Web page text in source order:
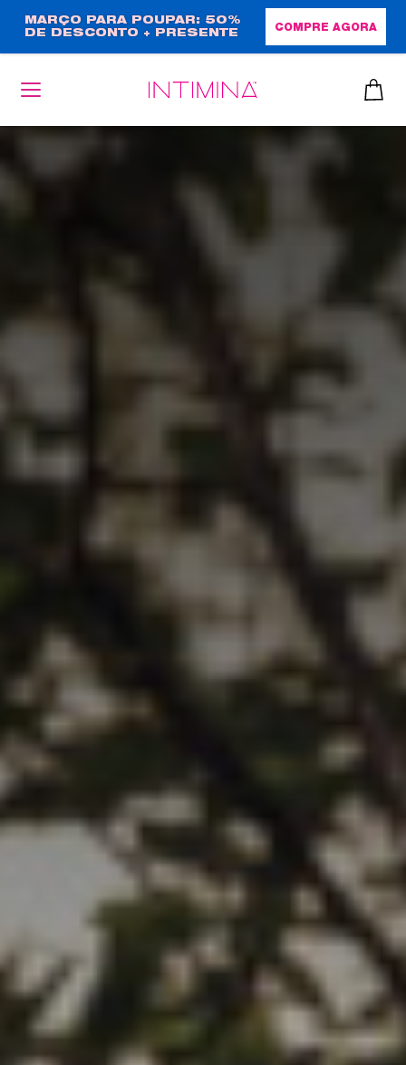
para
o
conteúdo
principal
MARÇO PARA POUPAR: 50%
DE DESCONTO + PRESENTE
COMPRE AGORA